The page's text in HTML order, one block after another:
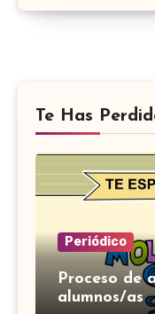
Te Has
Periódico
Proceso de
alumnos/as